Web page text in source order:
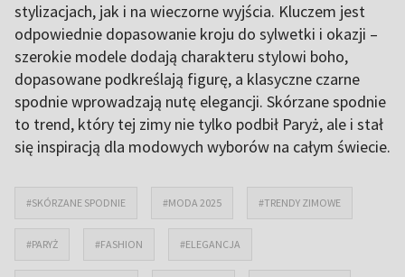
stylizacjach, jak i na wieczorne wyjścia. Kluczem jest
odpowiednie dopasowanie kroju do sylwetki i okazji –
szerokie modele dodają charakteru stylowi boho,
dopasowane podkreślają figurę, a klasyczne czarne
spodnie wprowadzają nutę elegancji. Skórzane spodnie
to trend, który tej zimy nie tylko podbił Paryż, ale i stał
się inspiracją dla modowych wyborów na całym świecie.
#SKÓRZANE SPODNIE #MODA 2025 #TRENDY ZIMOWE
#PARYŻ #FASHION #ELEGANCJA